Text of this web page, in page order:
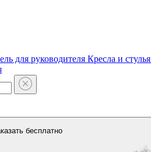
для руководителя Кресла и стулья
бесплатно